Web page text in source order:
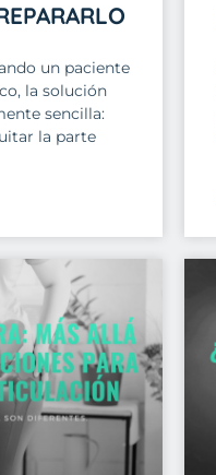
un paciente
la solución
sencilla:
la parte